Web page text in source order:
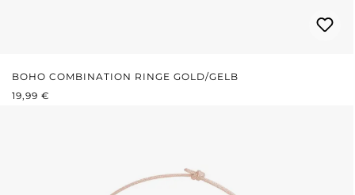
BOHO COMBINATION RINGE GOLD/GELB
REGULÄRER PREIS:
19,99 €